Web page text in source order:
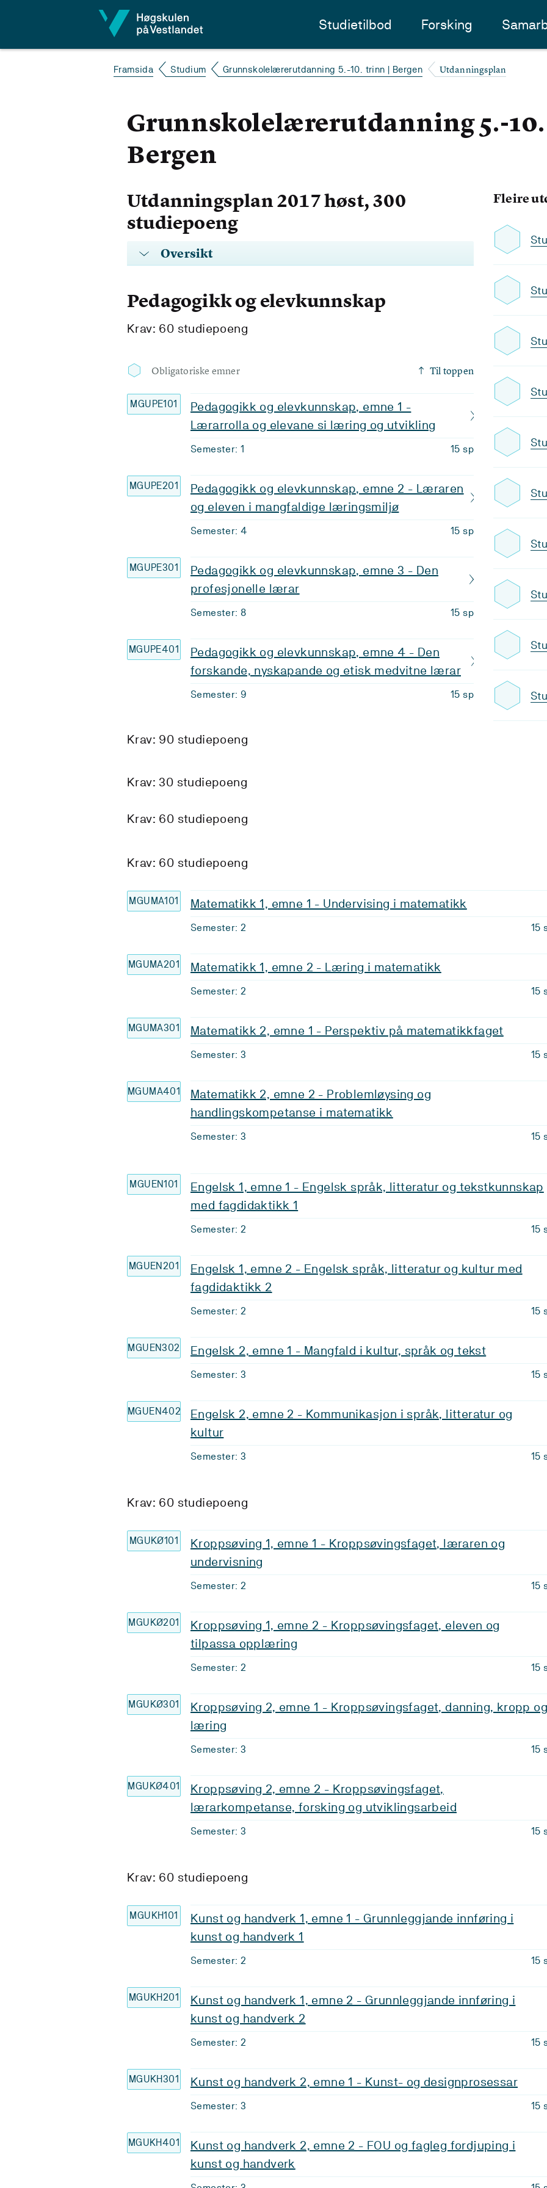
Studietilbod Forsking
Framsida Studium Grunnskolelærerutdanning 5.-10. trinn | Bergen Utdanningsplan
Grunnskolelærerutdanning 5.-10.
Bergen
Fleire
Utdanningsplan 2017 høst, 300
studiepoeng
Oversikt
Pedagogikk og elevkunnskap
Krav: 60 studiepoeng
Obligatoriske emner Til toppen
MGUPE101
Pedagogikk og elevkunnskap, emne 1 -
Lærarrolla og elevane si læring og utvikling
Semester: 1 15 sp
MGUPE201
Pedagogikk og elevkunnskap, emne 2 - Læraren
og eleven i mangfaldige læringsmiljø
Semester: 4 15 sp
MGUPE301
Pedagogikk og elevkunnskap, emne 3 - Den
profesjonelle lærar
Semester: 8 15 sp
MGUPE401
Pedagogikk og elevkunnskap, emne 4 - Den
forskande, nyskapande og etisk medvitne lærar
Semester: 9 15 sp
Krav: 90 studiepoeng
Krav: 30 studiepoeng
Krav: 60 studiepoeng
Krav: 60 studiepoeng
MGUMA101 Matematikk 1, emne 1 - Undervising i matematikk
Semester: 2 15
MGUMA201 Matematikk 1, emne 2 - Læring i matematikk
Semester: 2 15
MGUMA301 Matematikk 2, emne 1 - Perspektiv på matematikkfaget
Semester: 3 15
MGUMA401
Matematikk 2, emne 2 - Problemløysing og
handlingskompetanse i matematikk
Semester: 3 15
MGUEN101
Engelsk 1, emne 1 - Engelsk språk, litteratur og tekstkunnskap
med fagdidaktikk 1
Semester: 2 15
MGUEN201
Engelsk 1, emne 2 - Engelsk språk, litteratur og kultur med
fagdidaktikk 2
Semester: 2 15
MGUEN302 Engelsk 2, emne 1 - Mangfald i kultur, språk og tekst
Semester: 3 15
MGUEN402
Engelsk 2, emne 2 - Kommunikasjon i språk, litteratur og
kultur
Semester: 3 15
Krav: 60 studiepoeng
MGUKØ101
Kroppsøving 1, emne 1 - Kroppsøvingsfaget, læraren og
undervisning
Semester: 2 15
MGUKØ201
Kroppsøving 1, emne 2 - Kroppsøvingsfaget, eleven og
tilpassa opplæring
Semester: 2 15
MGUKØ301
Kroppsøving 2, emne 1 - Kroppsøvingsfaget, danning, kropp og
læring
Semester: 3 15
MGUKØ401
Kroppsøving 2, emne 2 - Kroppsøvingsfaget,
lærarkompetanse, forsking og utviklingsarbeid
Semester: 3 15
Krav: 60 studiepoeng
MGUKH101
Kunst og handverk 1, emne 1 - Grunnleggjande innføring i
kunst og handverk 1
Semester: 2 15
MGUKH201
Kunst og handverk 1, emne 2 - Grunnleggjande innføring i
kunst og handverk 2
Semester: 2 15
MGUKH301 Kunst og handverk 2, emne 1 - Kunst- og designprosessar
Semester: 3 15
MGUKH401
Kunst og handverk 2, emne 2 - FOU og fagleg fordjuping i
kunst og handverk